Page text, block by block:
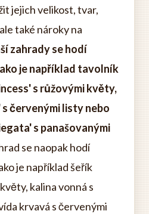
jejich velikost, tvar,
také nároky na
zahrady se hodí
je například tavolník
s růžovými květy,
s červenými listy nebo
s panašovanými
se naopak hodí
je například šeřík
kalina vonná s
krvavá s červenými